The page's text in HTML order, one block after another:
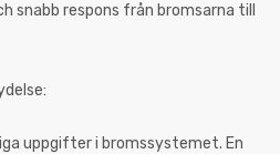
snabb respons från bromsarna till
uppgifter i bromssystemet. En